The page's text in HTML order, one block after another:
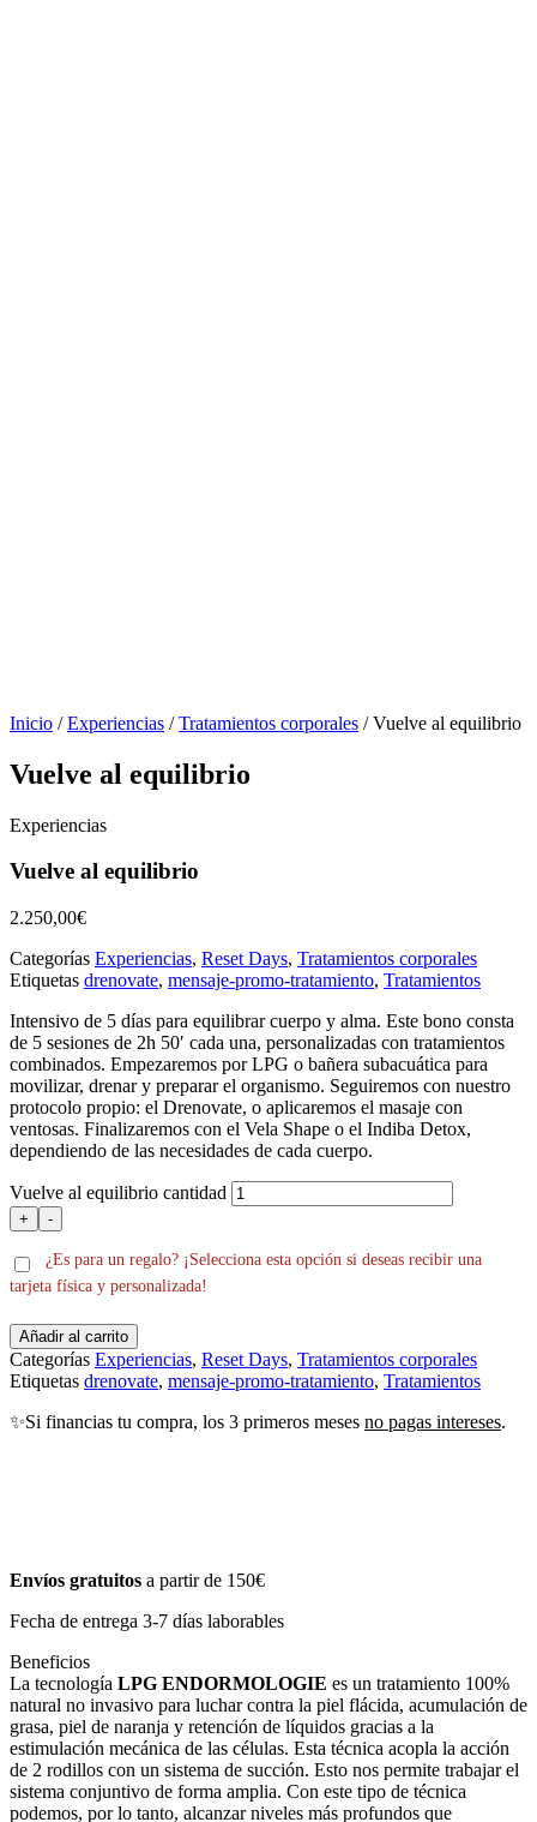
Inicio /Experiencias /Tratamientos corporales / Vuelve al equilibrio
Vuelve al equilibrio
Experiencias
Vuelve al equilibrio
2.250,00€
Categorías Experiencias, Reset Days, Tratamientos corporales
Etiquetas drenovate, mensaje-promo-tratamiento, Tratamientos
Intensivo de 5 días para equilibrar cuerpo y alma. Este bono consta
de 5 sesiones de 2h 50′ cada una, personalizadas con tratamientos
combinados. Empezaremos por LPG o bañera subacuática para
movilizar, drenar y preparar el organismo. Seguiremos con nuestro
protocolo propio: el Drenovate, o aplicaremos el masaje con
ventosas. Finalizaremos con el Vela Shape o el Indiba Detox,
dependiendo de las necesidades de cada cuerpo.
Vuelve al equilibrio cantidad
+ -
¿Es para un regalo? ¡Selecciona esta opción si deseas recibir una
tarjeta física y personalizada!
Añadir al carrito
Categorías Experiencias, Reset Days, Tratamientos corporales
Etiquetas drenovate, mensaje-promo-tratamiento, Tratamientos
✨Si financias tu compra, los 3 primeros meses no pagas intereses.
Envíos gratuitos a partir de 150€
Fecha de entrega 3-7 días laborables
Beneficios
La tecnología LPG ENDORMOLOGIE es un tratamiento 100%
natural no invasivo para luchar contra la piel flácida, acumulación de
grasa, piel de naranja y retención de líquidos gracias a la
estimulación mecánica de las células. Esta técnica acopla la acción
de 2 rodillos con un sistema de succión. Esto nos permite trabajar el
sistema conjuntivo de forma amplia. Con este tipo de técnica
podemos, por lo tanto, alcanzar niveles más profundos que